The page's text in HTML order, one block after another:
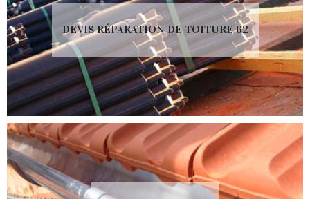
DEVIS RÉPARATION DE TOITURE 62